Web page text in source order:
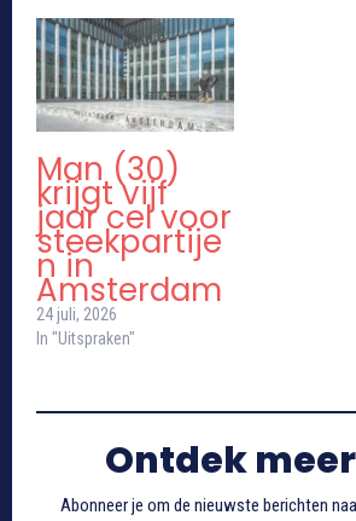
Man (30)
krijgt vijf
jaar cel voor
steekpartije
n in
Amsterdam
24 juli, 2026
In "Uitspraken"
Ontdek
Abonneer je om de nieuwste berichten